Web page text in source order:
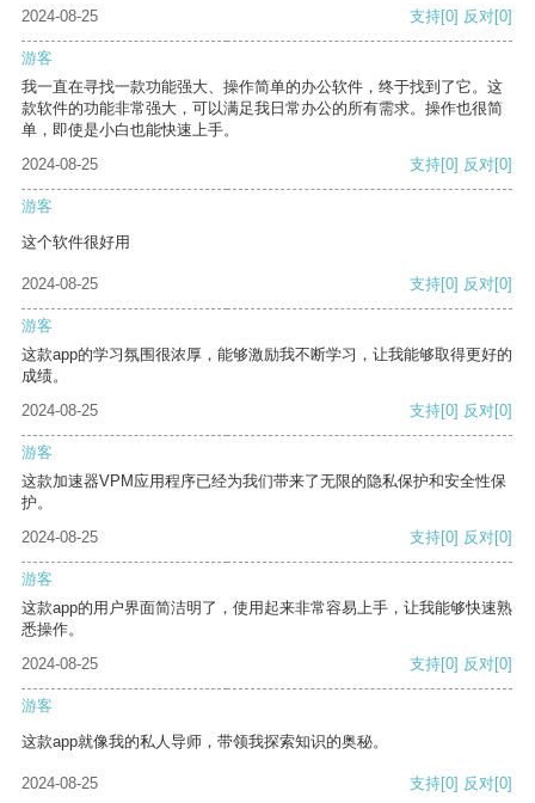
2024-08-25
支持[0] 反对[0]
游客
我一直在寻找一款功能强大、操作简单的办公软件，终于找到了它。这
款软件的功能非常强大，可以满足我日常办公的所有需求。操作也很简
单，即使是小白也能快速上手。
2024-08-25
支持[0] 反对[0]
游客
这个软件很好用
2024-08-25 支持[0] 反对[0]
游客
这款app的学习氛围很浓厚，能够激励我不断学习，让我能够取得更好的
成绩。
2024-08-25
支持[0] 反对[0]
游客
这款加速器VPM应用程序已经为我们带来了无限的隐私保护和安全性保
护。
2024-08-25
支持[0] 反对[0]
游客
这款app的用户界面简洁明了，使用起来非常容易上手，让我能够快速熟
悉操作。
2024-08-25
支持[0] 反对[0]
游客
这款app就像我的私人导师，带领我探索知识的奥秘。
2024-08-25 支持[0] 反对[0]